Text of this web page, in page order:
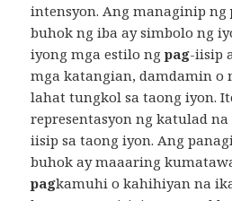
intensyon. Ang managinip ng
buhok ng iba ay simbolo ng
iyong mga estilo ngpag-iisip
mga katangian, damdamin o
lahat tungkol sa taong iyon.
representasyon ng katulad
iisip sa taong iyon. Ang
buhok ay maaaring
pagkamuhi o kahihiyan na